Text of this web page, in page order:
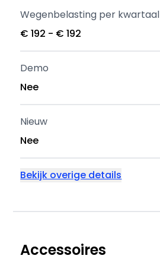
Wegenbelasting per kwartaal
€ 192 - € 192
Demo
Nee
Nieuw
Nee
Bekijk overige details
Accessoires